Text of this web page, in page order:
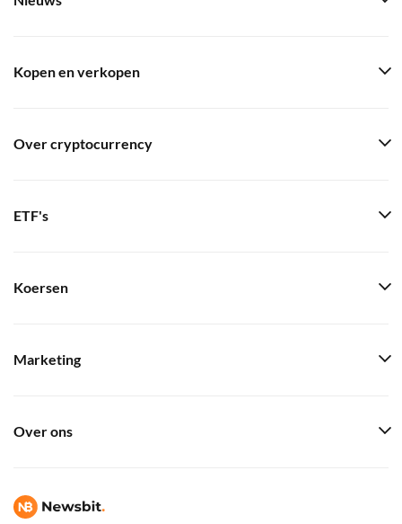
Kopen en verkopen
Over cryptocurrency
ETF's
Koersen
Marketing
Over ons